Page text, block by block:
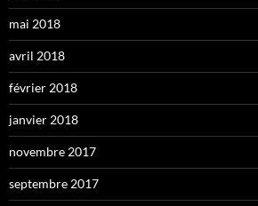
mai 2018
avril 2018
février 2018
janvier 2018
novembre 2017
septembre 2017